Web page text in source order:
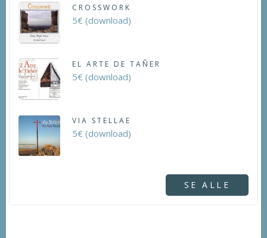
CROSSWORK
5€ (download)
EL ARTE DE TAÑER
5€ (download)
VIA STELLAE
5€ (download)
SE ALLE